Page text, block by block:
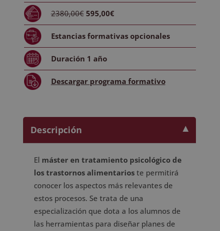
2380,00€ 595,00€
Estancias formativasopcionales
Duración 1 año
Descargar programa formativo
Descripción
El máster en tratamiento psicológico de
los trastornos alimentarioste permitirá
conocer los aspectos más relevantes de
estos procesos. Se trata de una
especialización que dota a los alumnos de
las herramientas para diseñar planes de